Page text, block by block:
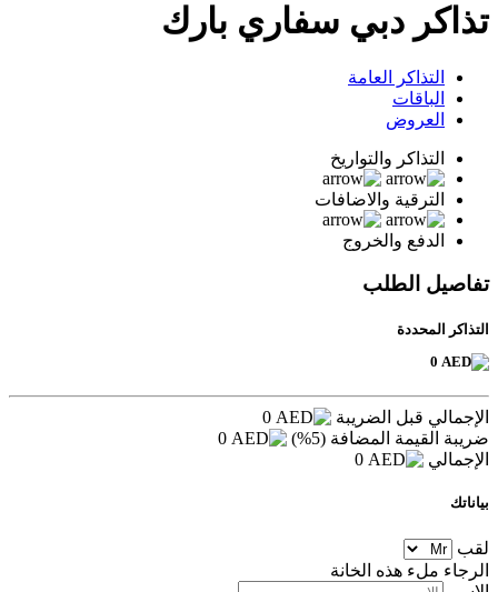
تذاكر دبي سفاري بارك
التذاكر العامة
الباقات
العروض
التذاكر والتواريخ
الترقية والاضافات
الدفع والخروج
تفاصيل الطلب
التذاكر المحددة
0
الإجمالي قبل الضريبة
0
ضريبة القيمة المضافة (5%)
0
الإجمالي
0
بياناتك
لقب
الرجاء ملء هذه الخانة